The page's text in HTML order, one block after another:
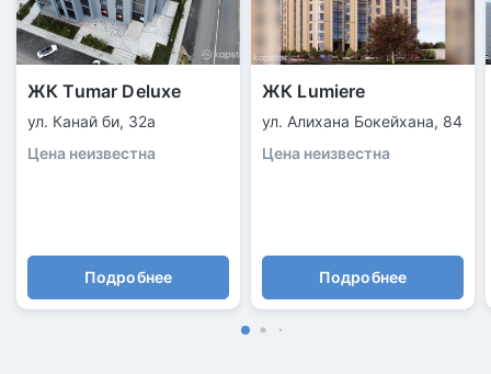
ЖК Tumar Deluxe
ул. Канай би, 32а
Цена неизвестна
Подробнее
ЖК Lumiere
ул. Алихана Бокейхана, 84
Цена неизвестна
Подробнее